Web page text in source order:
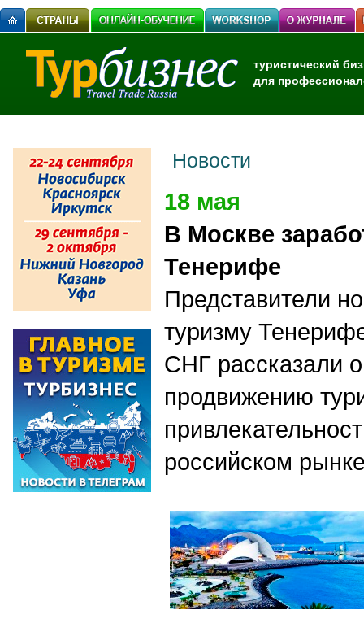
туристический
для
Новости
18 мая
В Москве
Тенерифе
Представители
туризму
СНГ рассказали
продвижению
российском